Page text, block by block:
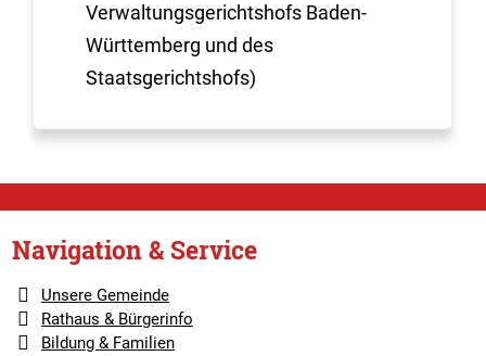
Verwaltungsgerichtshofs Baden-
Württemberg und des
Staatsgerichtshofs)
Navigation & Service
Unsere Gemeinde
Rathaus & Bürgerinfo
Bildung & Familien